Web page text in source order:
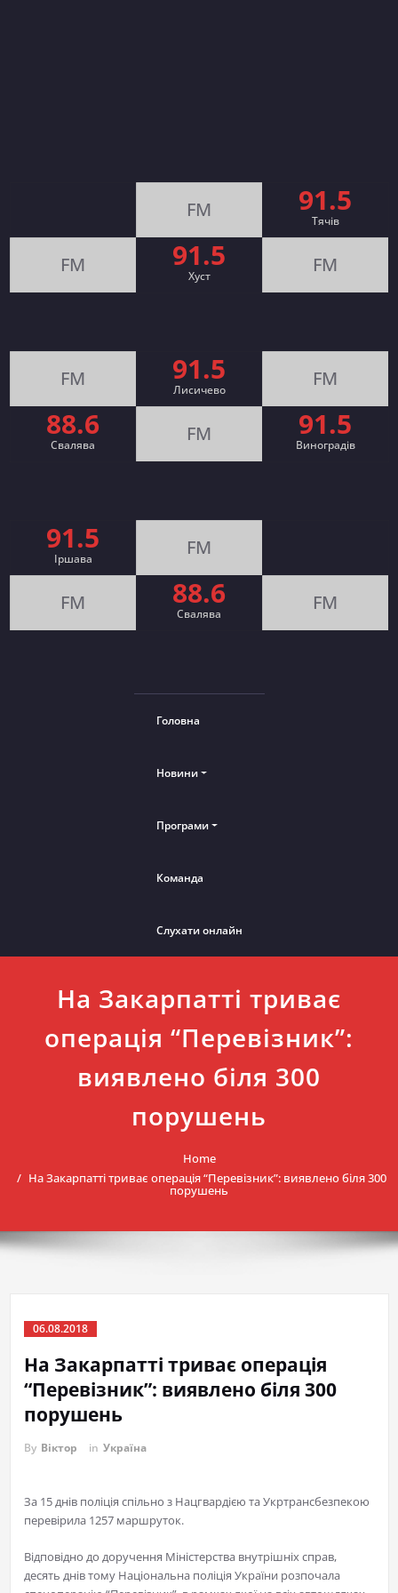
FM 91.5
Тячів
FM 91.5
Хуст FM
FM 91.5
Лисичево FM
88.6
Свалява FM 91.5
Виноградів
91.5
Іршава FM
FM 88.6
Cвалява FM
Головна
Новини
Програми
Команда
Слухати онлайн
На Закарпатті триває
операція “Перевізник”:
виявлено біля 300
порушень
Home
На Закарпатті триває операція “Перевізник”: виявлено біля 300
порушень
06.08.2018
На Закарпатті триває операція
“Перевізник”: виявлено біля 300
порушень
By Віктор in Україна
За 15 днів поліція спільно з Нацгвардією та Укртрансбезпекою
перевірила 1257 маршруток.
Відповідно до доручення Міністерства внутрішніх справ,
десять днів тому Національна поліція України розпочала